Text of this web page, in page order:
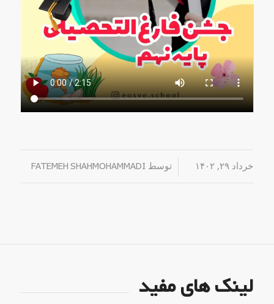
خرداد ۲۹, ۱۴۰۲ / توسط FATEMEH SHAHMOHAMMADI
لینک های مفید